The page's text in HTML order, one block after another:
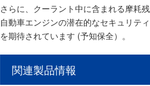
さらに、クーラント中に含まれる摩耗
自動車エンジンの潜在的なセキュリテ
を期待されています (予知保全）。
関連製品情報